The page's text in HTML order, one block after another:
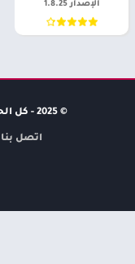
الإصدار 1.8.25
© 2025 - كل الحقوق محفوظة -
اتصل بنا